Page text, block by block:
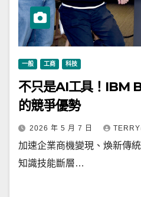
一般 工商 科技
不只是AI工具！IBM
的競爭優勢
2026 年 5 月 7 日
加速企業商機變現、煥新傳
知識技能斷層…